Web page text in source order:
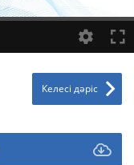
Келесі дәріс